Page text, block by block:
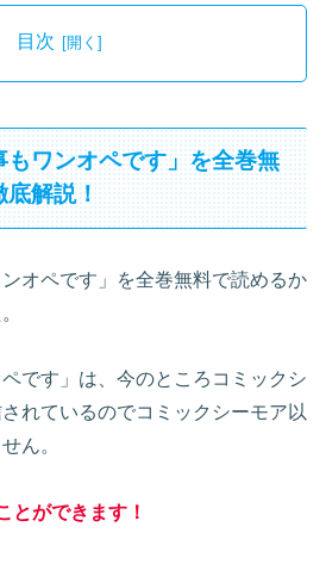
目次
もワンオペです」を全巻無
底解説！
オペです」を全巻無料で読めるか
ペです」は、今のところコミックシ
れているのでコミックシーモア以
ん。
とができます！